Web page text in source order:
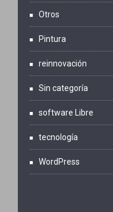
Otros
Pintura
reinnovación
Sin categoría
software Libre
tecnología
WordPress